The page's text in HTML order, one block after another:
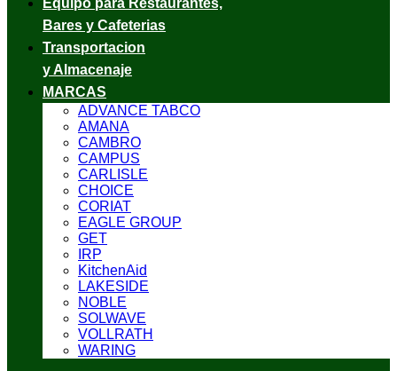
Equipo para Restaurantes,
Bares y Cafeterias
Transportacion
y Almacenaje
MARCAS
ADVANCE TABCO
AMANA
CAMBRO
CAMPUS
CARLISLE
CHOICE
CORIAT
EAGLE GROUP
GET
IRP
KitchenAid
LAKESIDE
NOBLE
SOLWAVE
VOLLRATH
WARING